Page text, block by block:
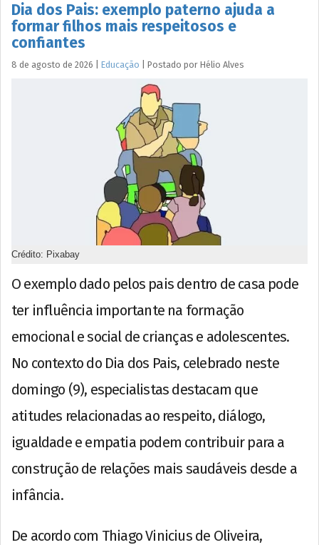
Dia dos Pais: exemplo paterno ajuda a
formar filhos mais respeitosos e
confiantes
8 de agosto de 2026 Educação Postado por Hélio Alves
Crédito: Pixabay
O exemplo dado pelos pais dentro de casa pode
ter influência importante na formação
emocional e social de crianças e adolescentes.
No contexto do Dia dos Pais, celebrado neste
domingo (9), especialistas destacam que
atitudes relacionadas ao respeito, diálogo,
igualdade e empatia podem contribuir para a
construção de relações mais saudáveis desde a
infância.
De acordo com Thiago Vinicius de Oliveira,